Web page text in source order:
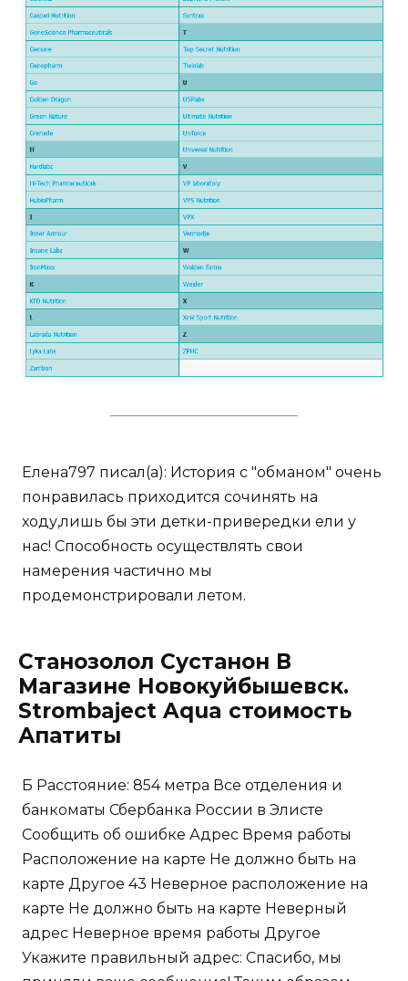
Елена797 писал(а): История с "обманом" очень
понравилась приходится сочинять на
ходу,лишь бы эти детки-привередки ели у
нас! Способность осуществлять свои
намерения частично мы
продемонстрировали летом.
Станозолол Сустанон В
Магазине Новокуйбышевск.
Strombaject Aqua стоимость
Апатиты
Б Расстояние: 854 метра Все отделения и
банкоматы Сбербанка России в Элисте
Сообщить об ошибке Адрес Время работы
Расположение на карте Не должно быть на
карте Другое 43 Неверное расположение на
карте Не должно быть на карте Неверный
адрес Неверное время работы Другое
Укажите правильный адрес: Спасибо, мы